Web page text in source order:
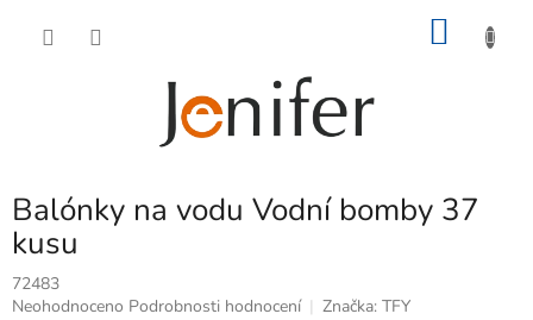
Balónky na vodu Vodní bomby 37
kusu
72483
Průměrné
Neohodnoceno Podrobnosti hodnocení Značka: TFY